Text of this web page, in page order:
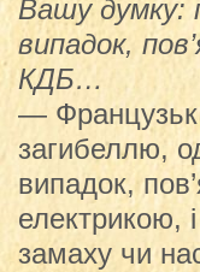
Вашу думку:
випадок,
КДБ…
—
загибеллю,
випадок,
електрикою,
замаху чи